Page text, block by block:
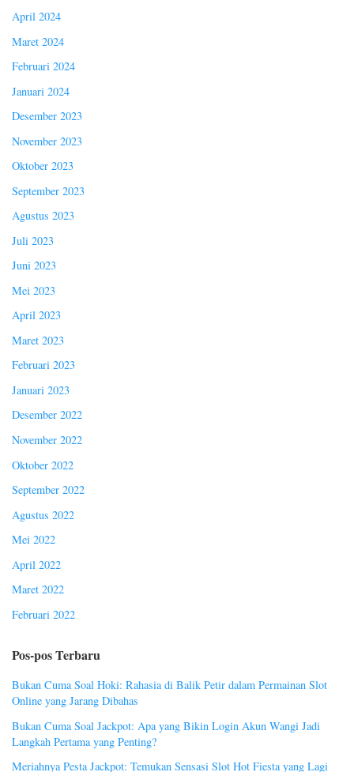
April 2024
Maret 2024
Februari 2024
Januari 2024
Desember 2023
November 2023
Oktober 2023
September 2023
Agustus 2023
Juli 2023
Juni 2023
Mei 2023
April 2023
Maret 2023
Februari 2023
Januari 2023
Desember 2022
November 2022
Oktober 2022
September 2022
Agustus 2022
Mei 2022
April 2022
Maret 2022
Februari 2022
Pos-pos Terbaru
Bukan Cuma Soal Hoki: Rahasia di Balik Petir dalam Permainan Slot
Online yang Jarang Dibahas
Bukan Cuma Soal Jackpot: Apa yang Bikin Login Akun Wangi Jadi
Langkah Pertama yang Penting?
Meriahnya Pesta Jackpot: Temukan Sensasi Slot Hot Fiesta yang Lagi